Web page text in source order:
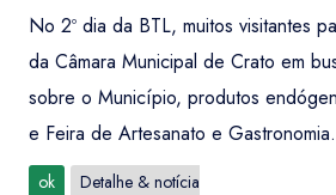
No 2º dia da BTL, muitos visitantes
da Câmara Municipal de Crato em
sobre o Município, produtos
e Feira de Artesanato e Gastronomia.
ok
Detalhe & notícia